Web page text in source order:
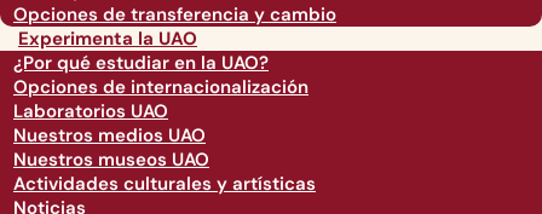
Opciones de transferencia y cambio
Experimenta la UAO
¿Por qué estudiar en la UAO?
Opciones de internacionalización
Laboratorios UAO
Nuestros medios UAO
Nuestros museos UAO
Actividades culturales y artísticas
Noticias